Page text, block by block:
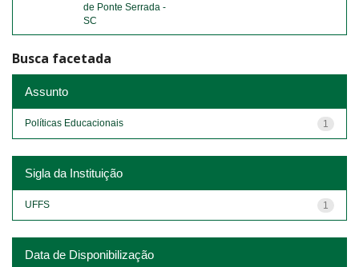
de Ponte Serrada -
SC
Busca facetada
Assunto
1
Políticas Educacionais
Sigla da Instituição
1
UFFS
Data de Disponibilização